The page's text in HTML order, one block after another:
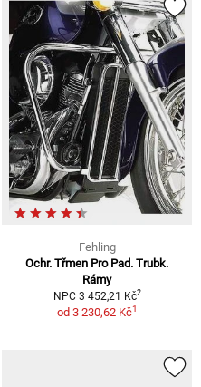
Fehling
Ochr. Třmen Pro Pad. Trubk.
Rámy
NPC 3 452,21 Kč2
od 3 230,62 Kč1